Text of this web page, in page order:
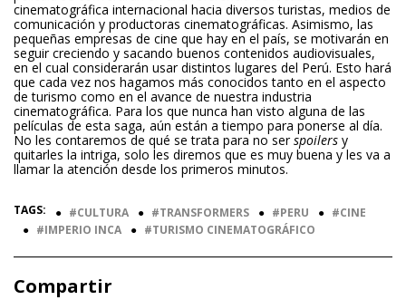
cinematográfica internacional hacia diversos turistas, medios de
comunicación y productoras cinematográficas. Asimismo, las
pequeñas empresas de cine que hay en el país, se motivarán en
seguir creciendo y sacando buenos contenidos audiovisuales,
en el cual considerarán usar distintos lugares del Perú. Esto hará
que cada vez nos hagamos más conocidos tanto en el aspecto
de turismo como en el avance de nuestra industria
cinematográfica. Para los que nunca han visto alguna de las
películas de esta saga, aún están a tiempo para ponerse al día.
No les contaremos de qué se trata para no serspoilers y
quitarles la intriga, solo les diremos que es muy buena y les va a
llamar la atención desde los primeros minutos.
TAGS: ● CULTURA ● TRANSFORMERS ● PERU ●
CINE
●
IMPERIO INCA ● TURISMO CINEMATOGRÁFICO
Compartir